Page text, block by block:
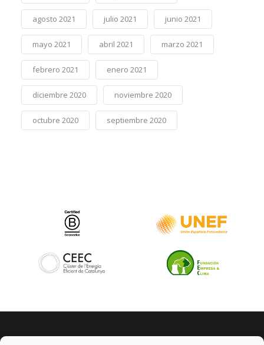
agosto 2021 julio 2021 junio 2021
mayo 2021 abril 2021 marzo 2021
febrero 2021 enero 2021
diciembre 2020 noviembre 2020
octubre 2020 septiembre 2020